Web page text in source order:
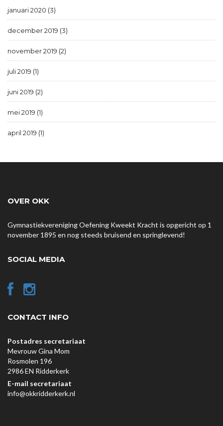
januari 2020 (3)
december 2019 (3)
november 2019 (2)
juli 2019 (1)
juni 2019 (2)
mei 2019 (1)
april 2019 (1)
OVER OKK
Gymnastiekvereniging Oefening Kweekt Kracht is opgericht op 1
november 1895 en nog steeds bruisend en springlevend!
SOCIAL MEDIA
CONTACT INFO
Postadres secretariaat
Mevrouw Gina Mom
Rosmolen 196
2986 EN Ridderkerk
E-mail secretariaat
info@okkridderkerk.nl